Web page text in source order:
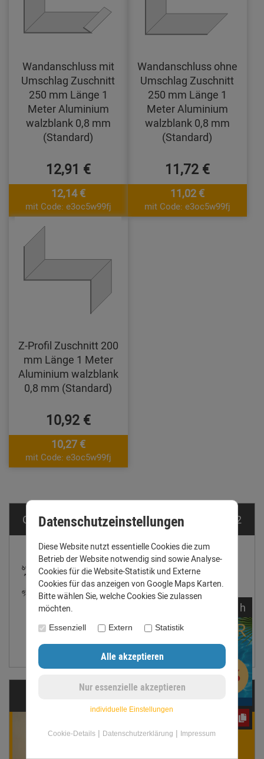
Wandanschluss mit
Umschlag Zuschnitt
250 mm Länge 1
Meter Aluminium
walzblank 0,8 mm
(Standard)
12,91 €
12,14 €
mit Code: e3oc5w99fj
Wandanschluss ohne
Umschlag Zuschnitt
250 mm Länge 1
Meter Aluminium
walzblank 0,8 mm
(Standard)
11,72 €
11,02 €
mit Code: e3oc5w99fj
Z-Profil Zuschnitt 200
mm Länge 1 Meter
Aluminium walzblank
0,8 mm (Standard)
10,92 €
10,27 €
mit Code: e3oc5w99fj
Größentabelle für Dachrinnen nach DIN EN 612
Größentabelle anzeigen
Winnie Werner
h
Datenschutzeinstellungen
Diese Website nutzt essentielle Cookies die zum
Betrieb der Website notwendig sind sowie Analyse-
Cookies für die Website-Statistik und Externe
Cookies für das anzeigen von Google Maps Karten.
Bitte wählen Sie, welche Cookies Sie zulassen
möchten.
Essenziell Extern Statistik
individuelle Einstellungen
Cookie-Details | Datenschutzerklärung | Impressum